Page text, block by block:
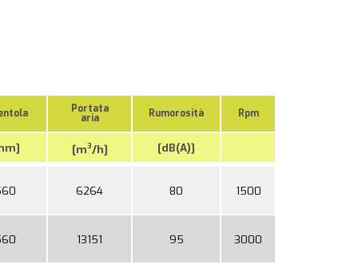
Portata
aria Rumorosità Rpm
[m3/h] [dB(A)]
6264 80 1500
13151 95 3000